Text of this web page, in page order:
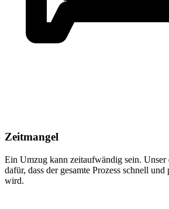
Zeitmangel
Ein Umzug kann zeitaufwändig sein. Unser
dafür, dass der gesamte Prozess schnell
wird.